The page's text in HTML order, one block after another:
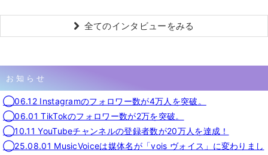
全てのインタビューをみる
お知らせ
◯06.12 Instagramのフォロワー数が4万人を突破。
◯06.01 TikTokのフォロワー数が2万を突破。
◯10.11 YouTubeチャンネルの登録者数が20万人を達成！
◯25.08.01 MusicVoiceは媒体名が「vois ヴォイス」に変わりまし